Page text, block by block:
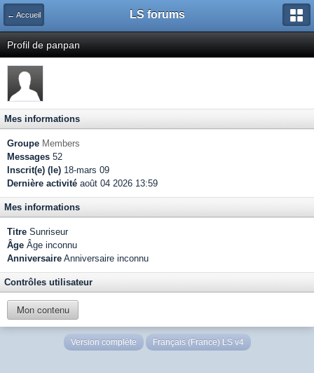
← Accueil LS forums
Profil de panpan
Mes informations
Groupe Members
Messages 52
Inscrit(e) (le) 18-mars 09
Dernière activité août 04 2026 13:59
Mes informations
Titre Sunriseur
Âge Âge inconnu
Anniversaire Anniversaire inconnu
Contrôles utilisateur
Mon contenu
Version complète Français (France) LS v4